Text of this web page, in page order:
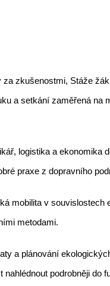
zkušenostmi, Stáže
a setkání zaměřená na
logistika a ekonomika
praxe z dopravního
mobilita v souvislostech
metodami.
a plánování
podrobněji do